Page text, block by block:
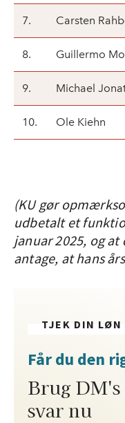
7. Carsten
8. Guillermo
9. Michael
10. Ole Kiehn
(KU gør
udbetalt et
januar 2025, og
antage, at hans
TJEK DIN LØN
Får du den
Brug
svar nu